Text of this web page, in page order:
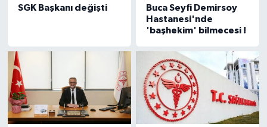
SGK Başkanı değişti
Buca Seyfi Demirsoy
Hastanesi'nde
'başhekim' bilmecesi !